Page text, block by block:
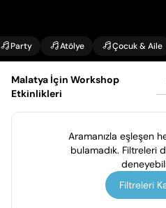
Party Atölye Çocuk & Aile
Malatya İçin Workshop
Etkinlikleri
Aramanızla eşleşen
bulamadık. Filtreleri
Filtreleri